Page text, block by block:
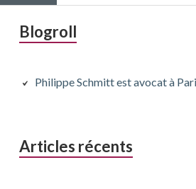
publications
Barre
principale
Blogroll
Philippe Schmitt est avocat à
Articles récents